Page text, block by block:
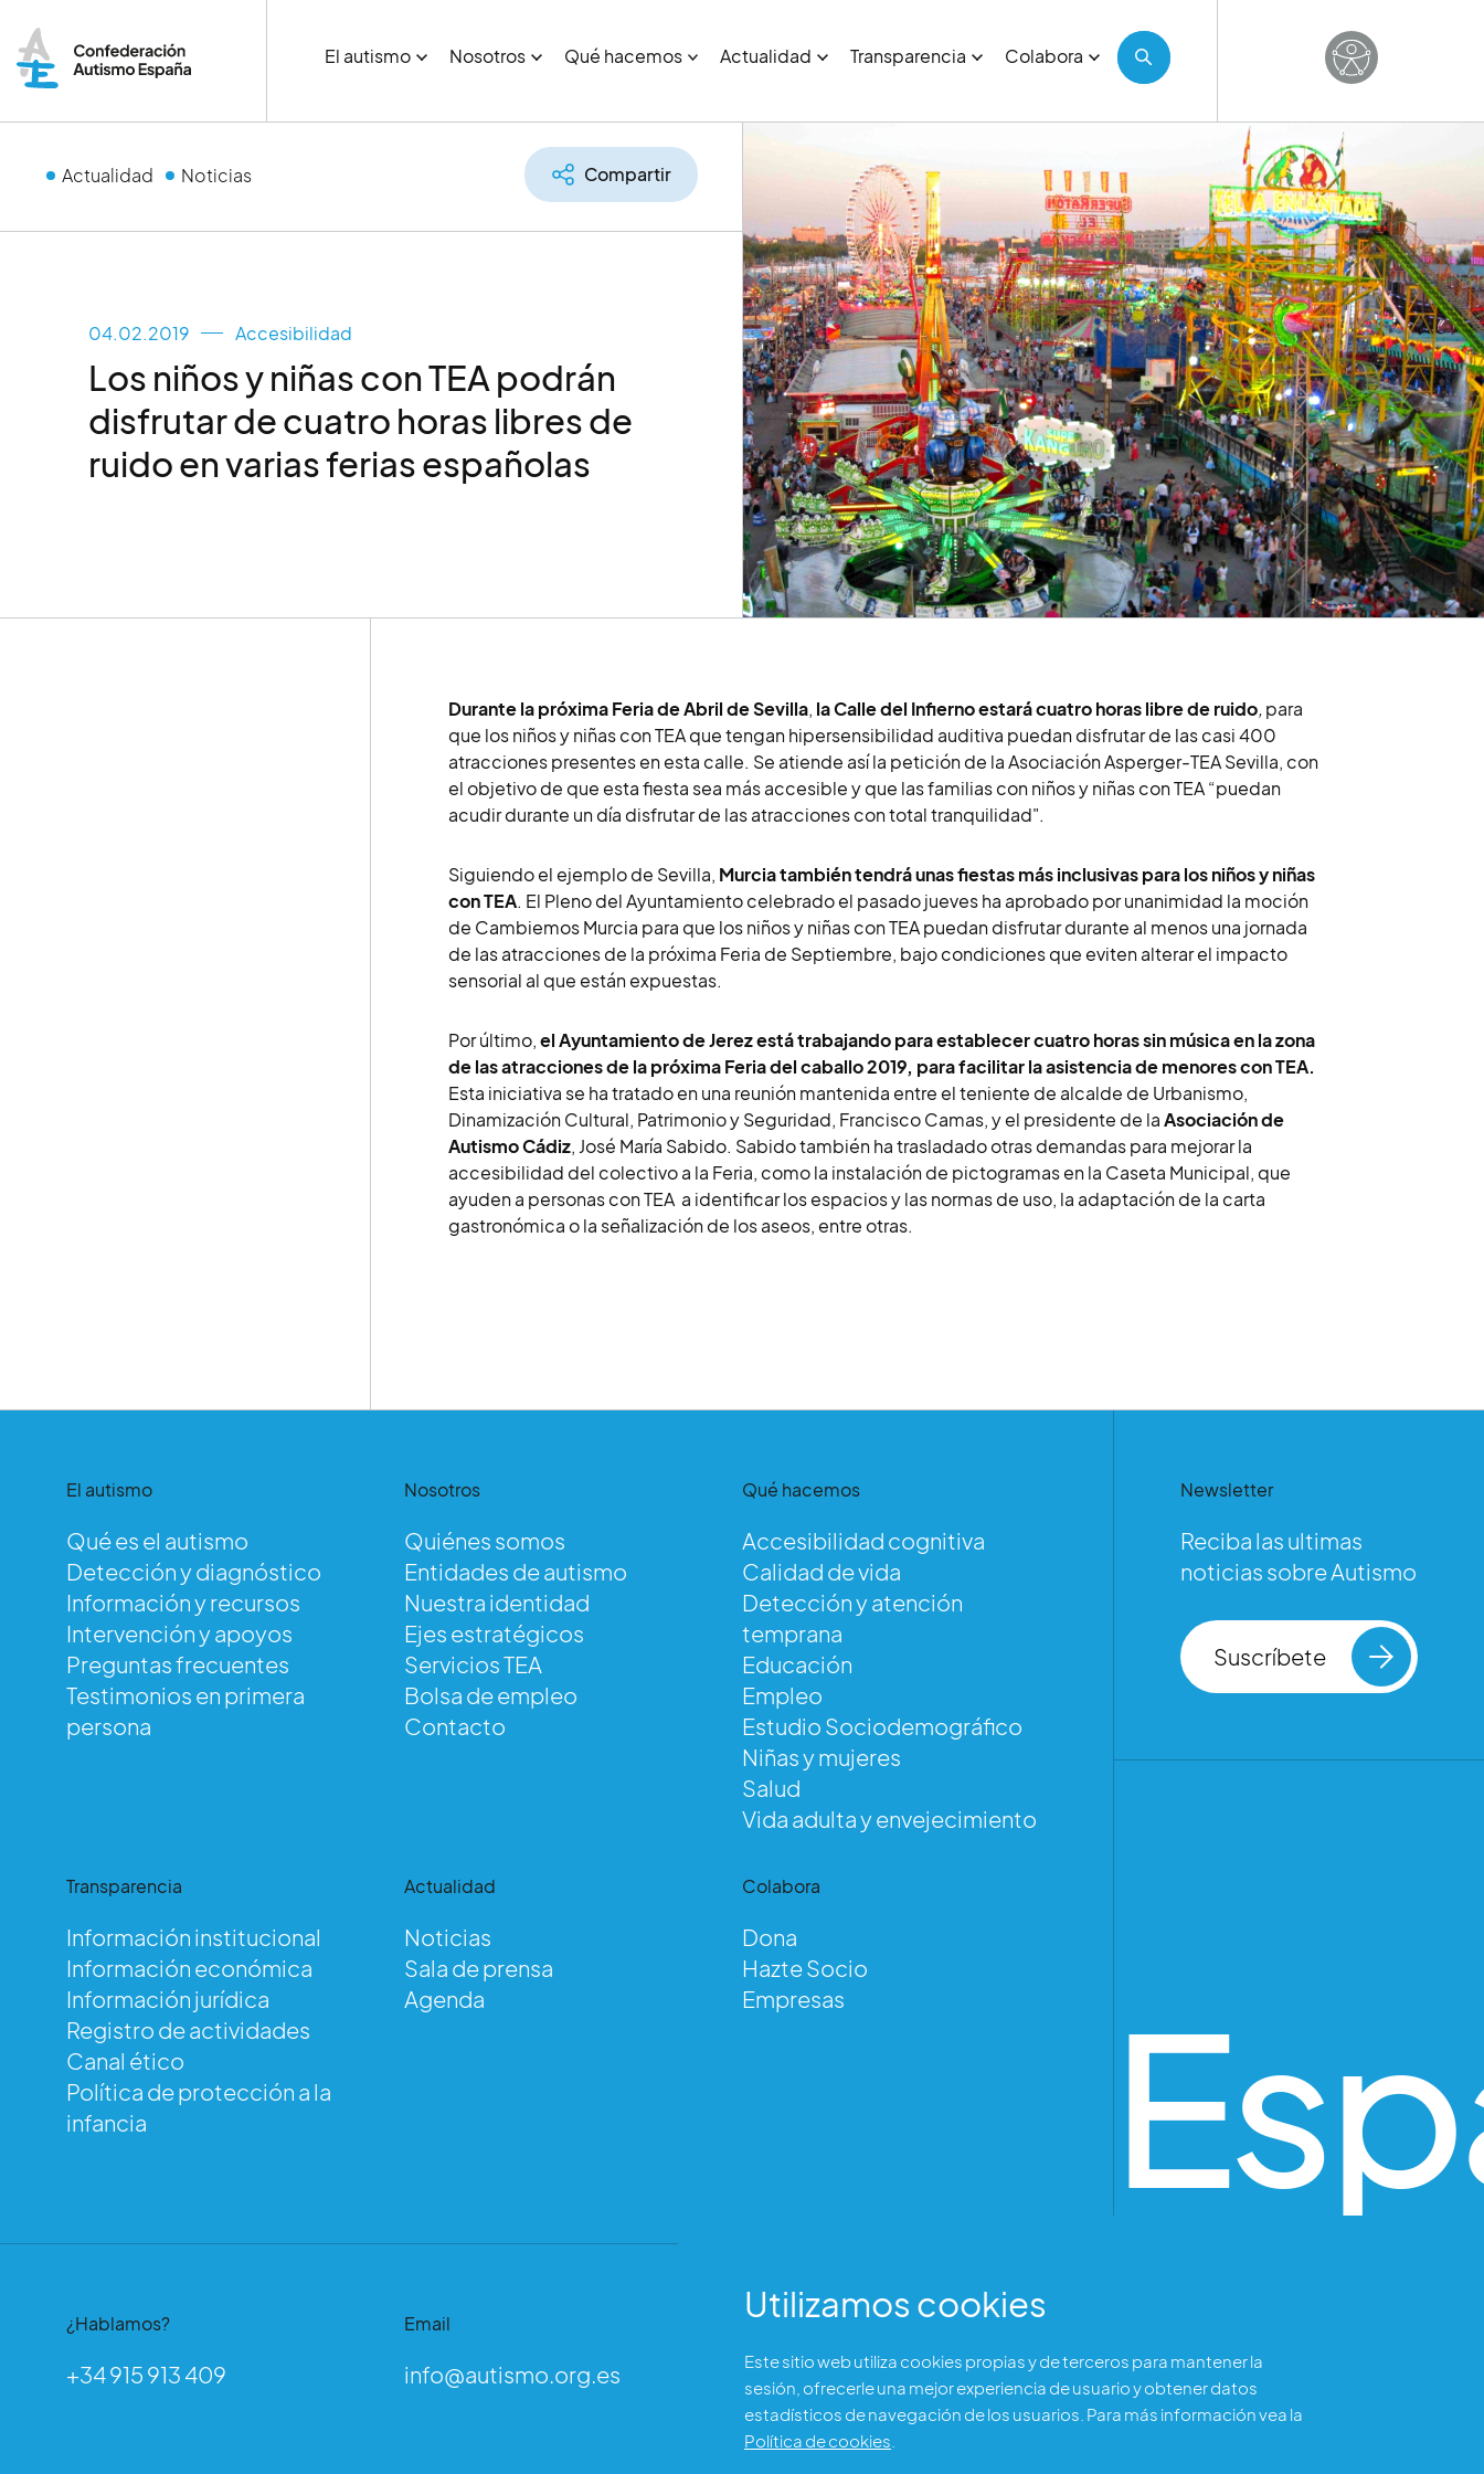
El autismo Nosotros Qué hacemos Actualidad Transparencia Colabora
Actualidad Noticias Compartir
04.02.2019 Accesibilidad
Los niños y niñas con TEA podrán
disfrutar de cuatro horas libres de
ruido en varias ferias españolas
Durante la próxima Feria de Abril de Sevilla, la Calle del Infierno estará cuatro horas libre de ruido,para
que los niños y niñas con TEA que tengan hipersensibilidad auditiva puedan disfrutar de las casi 400
atracciones presentes en esta calle. Se atiende así la petición de la Asociación Asperger-TEA Sevilla, con
el objetivo de que esta fiesta sea más accesible y que las familias con niños y niñas con TEA “puedan
acudir durante un día disfrutar de las atracciones con total tranquilidad".
Siguiendo el ejemplo de Sevilla, Murcia también tendrá unas fiestas más inclusivas para los niños y niñas
con TEA. El Pleno del Ayuntamiento celebrado el pasado jueves ha aprobado por unanimidad la moción
de Cambiemos Murcia para que los niños y niñas con TEA puedan disfrutar durante al menos una jornada
de las atracciones de la próxima Feria de Septiembre, bajo condiciones que eviten alterar el impacto
sensorial al que están expuestas.
Por último,el Ayuntamiento de Jerez está trabajando para establecer cuatro horas sin música en la zona
de las atracciones de la próxima Feria del caballo 2019, para facilitar la asistencia de menores con TEA.
Esta iniciativa se ha tratado en una reunión mantenida entre el teniente de alcalde de Urbanismo,
Dinamización Cultural, Patrimonio y Seguridad, Francisco Camas, y el presidente de laAsociación de
Autismo Cádiz, José María Sabido. Sabido también ha trasladado otras demandas para mejorar la
accesibilidad del colectivo a la Feria, como la instalación de pictogramas en la Caseta Municipal, que
ayuden a personas con TEA a identificar los espacios y las normas de uso, la adaptación de la carta
gastronómica o la señalización de los aseos, entre otras.
El autismo
Qué es el autismo
Detección y diagnóstico
Información y recursos
Intervención y apoyos
Preguntas frecuentes
Testimonios en primera
persona
Nosotros
Quiénes somos
Entidades de autismo
Nuestra identidad
Ejes estratégicos
Servicios TEA
Bolsa de empleo
Contacto
Qué hacemos
Accesibilidad cognitiva
Calidad de vida
Detección y atención
temprana
Educación
Empleo
Estudio Sociodemográfico
Niñas y mujeres
Salud
Vida adulta y envejecimiento
Transparencia
Información institucional
Información económica
Información jurídica
Registro de actividades
Canal ético
Política de protección a la
infancia
Actualidad
Noticias
Sala de prensa
Agenda
Colabora
Dona
Hazte Socio
Empresas
¿Hablamos?
+34 915 913 409
Email
info@autismo.org.es
Dirección
C/ Garibay 7, 3 izq.
28007 Madrid (España)
Newsletter
Reciba las ultimas
noticias sobre Autismo
Suscríbete
Autismo
Utilizamos cookies
Este sitio web utiliza cookies propias y de terceros para mantener la
sesión, ofrecerle una mejor experiencia de usuario y obtener datos
estadísticos de navegación de los usuarios. Para más información vea la
Política de cookies